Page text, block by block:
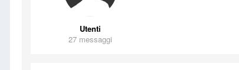
Utenti
27 messaggi